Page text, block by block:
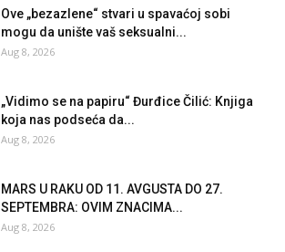
Ove „bezazlene“ stvari u spavaćoj sobi
mogu da unište vaš seksualni...
Aug 8, 2026
„Vidimo se na papiru“ Đurđice Čilić: Knjiga
koja nas podseća da...
Aug 8, 2026
MARS U RAKU OD 11. AVGUSTA DO 27.
SEPTEMBRA: OVIM ZNACIMA...
Aug 8, 2026